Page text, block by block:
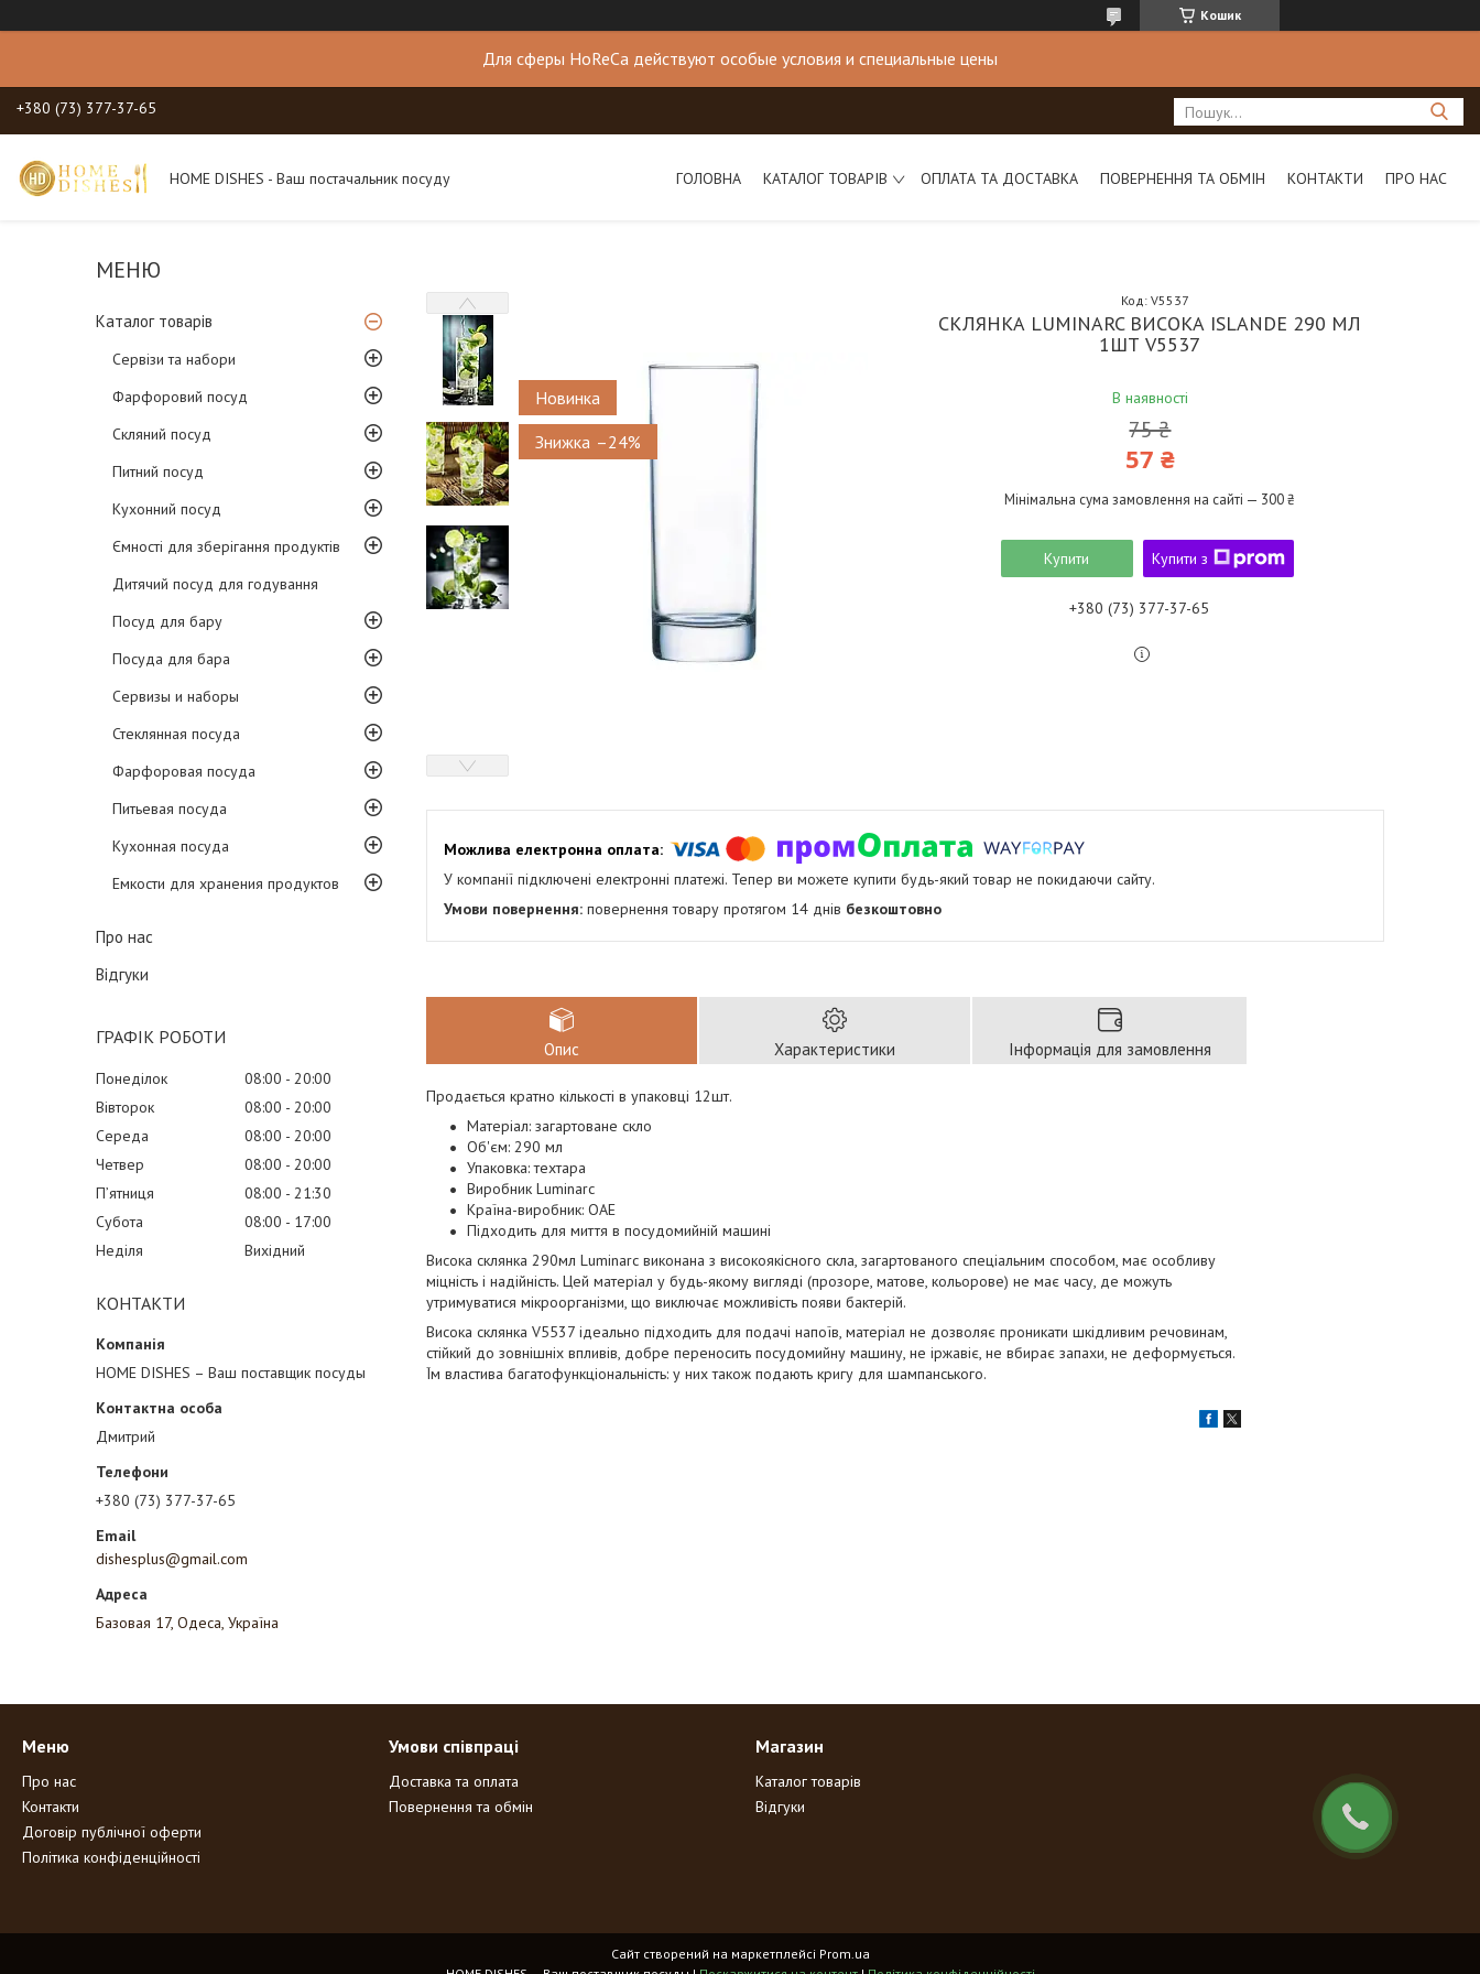
Кошик
Для сферы HoReCa действуют особые условия и специальные цены
+380 (73) 377-37-65
HOME DISHES - Ваш постачальник посуду ГОЛОВНА КАТАЛОГ ТОВАРІВ ОПЛАТА ТА ДОСТАВКА ПОВЕРНЕННЯ ТА ОБМІН КОНТАКТИ ПРО НАС
Каталог товарів
Сервізи та набори
Фарфоровий посуд
Скляний посуд
Питний посуд
Кухонний посуд
Ємності для зберігання продуктів
Дитячий посуд для годування
Посуд для бару
Посуда для бара
Сервизы и наборы
Стеклянная посуда
Фарфоровая посуда
Питьевая посуда
Кухонная посуда
Емкости для хранения продуктов
Про нас
Відгуки
ГРАФІК РОБОТИ
Понеділок 08:00
20:00
Вівторок
08:00
20:00
Середа
08:00
20:00
Четвер
08:00
20:00
Пʼятниця
08:00
21:30
Субота
08:00
17:00
Неділя
Вихідний
КОНТАКТИ
HOME DISHES – Ваш поставщик посуды
Дмитрий
+380 (73) 377-37-65
dishesplus@gmail.com
Базовая 17, Одеса, Україна
Новинка
–24%
СКЛЯНКА LUMINARC ВИСОКА ISLANDE 290 МЛ
1ШТ V5537
В наявності
Код:V5537
75 ₴
57 ₴
Мінімальна сума замовлення на сайті — 300 ₴
Купити Купити з
+380 (73) 377-37-65
У компанії підключені електронні платежі. Тепер ви можете купити будь-який товар не покидаючи сайту.
повернення товару протягом 14 днів безкоштовно
Опис Характеристики Інформація для замовлення
Продається кратно кількості в упаковці 12шт.
Матеріал: загартоване скло
Об'єм: 290 мл
Упаковка: техтара
Виробник Luminarc
Країна-виробник: ОАЕ
Підходить для миття в посудомийній машині
Висока склянка 290мл Luminarc виконана з високоякісного скла, загартованого спеціальним способом, має особливу
міцність і надійність. Цей матеріал у будь-якому вигляді (прозоре, матове, кольорове) не має часу, де можуть
утримуватися мікроорганізми, що виключає можливість появи бактерій.
Висока склянка V5537 ідеально підходить для подачі напоїв, матеріал не дозволяє проникати шкідливим речовинам,
стійкий до зовнішніх впливів, добре переносить посудомийну машину, не іржавіє, не вбирає запахи, не деформується.
Їм властива багатофункціональність: у них також подають кригу для шампанського.
Меню
Про нас
Контакти
Договір публічної оферти
Політика конфіденційності
Умови співпраці
Доставка та оплата
Повернення та обмін
Магазин
Каталог товарів
Відгуки
Сайт створений на маркетплейсі Prom.ua